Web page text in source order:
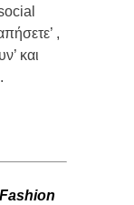
,
και
Fashion